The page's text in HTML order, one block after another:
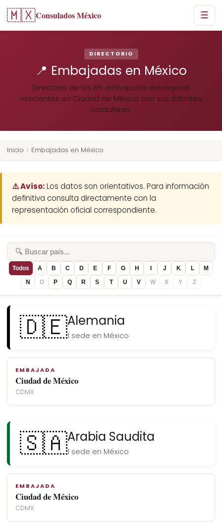
🇲🇽Consulados México ☰
DIRECTORIO
📍 Embajadas en México
Directorio de las 85 embajadas extranjeras
residentes en Ciudad de México con sus trámites
consulares.
Inicio › Embajadas en México
⚠️ Aviso:Los datos son orientativos. Para información
definitiva consulta directamente con la
representación oficial correspondiente.
Todos A B C D E F G H J K L
M
N
O P Q R S T U V W X Y Z
🇩🇪Alemania
1 sede en México
EMBAJADA
Ciudad de México
CDMX
🇸🇦Arabia Saudita
1 sede en México
EMBAJADA
Ciudad de México
CDMX